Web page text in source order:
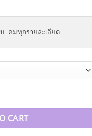
คมทุกรายละเอียด
สซีจี รุ่น นิวสไตล์ โมเดิร์น
CART